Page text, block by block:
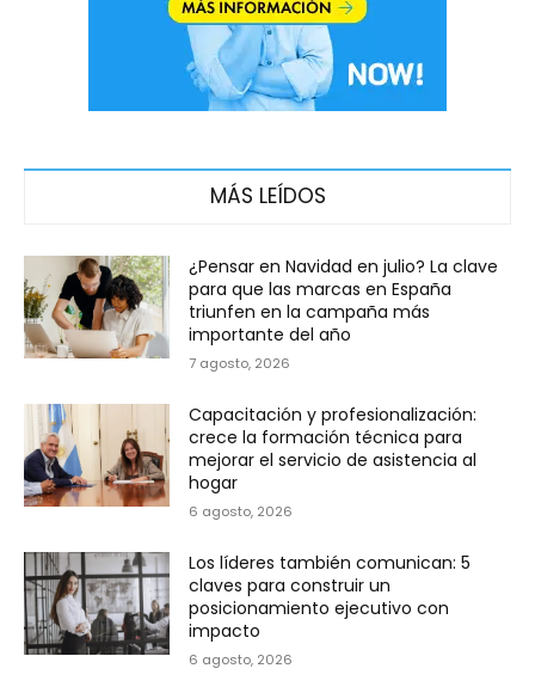
MÁS LEÍDOS
¿Pensar en Navidad en julio? La clave
para que las marcas en España
triunfen en la campaña más
importante del año
7 agosto, 2026
Capacitación y profesionalización:
crece la formación técnica para
mejorar el servicio de asistencia al
hogar
6 agosto, 2026
Los líderes también comunican: 5
claves para construir un
posicionamiento ejecutivo con
impacto
6 agosto, 2026